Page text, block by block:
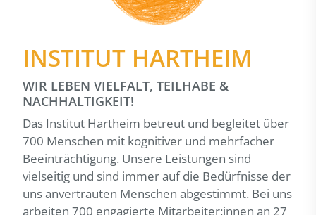
INSTITUT HARTHEIM
WIR LEBEN VIELFALT, TEILHABE &
NACHHALTIGKEIT!
Das Institut Hartheim betreut und begleitet über
700 Menschen mit kognitiver und mehrfacher
Beeinträchtigung. Unsere Leistungen sind
vielseitig und sind immer auf die Bedürfnisse der
uns anvertrauten Menschen abgestimmt. Bei uns
arbeiten 700 engagierte Mitarbeiter:innen an 27